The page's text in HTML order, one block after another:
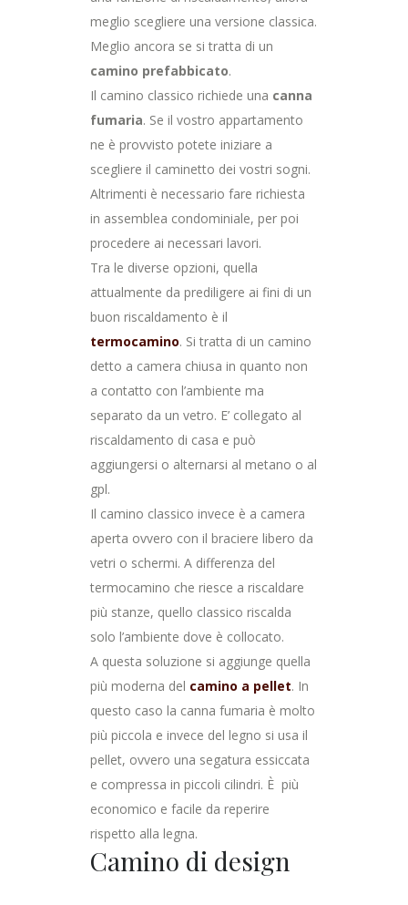
meglio scegliere una versione classica.
Meglio ancora se si tratta di un
camino prefabbicato.
Il camino classico richiede una canna
fumaria. Se il vostro appartamento
ne è provvisto potete iniziare a
scegliere il caminetto dei vostri sogni.
Altrimenti è necessario fare richiesta
in assemblea condominiale, per poi
procedere ai necessari lavori.
Tra le diverse opzioni, quella
attualmente da prediligere ai fini di un
buon riscaldamento è il
termocamino. Si tratta di un camino
detto a camera chiusa in quanto non
a contatto con l’ambiente ma
separato da un vetro. E’ collegato al
riscaldamento di casa e può
aggiungersi o alternarsi al metano o al
gpl.
Il camino classico invece è a camera
aperta ovvero con il braciere libero da
vetri o schermi. A differenza del
termocamino che riesce a riscaldare
più stanze, quello classico riscalda
solo l’ambiente dove è collocato.
A questa soluzione si aggiunge quella
più moderna del camino a pellet. In
questo caso la canna fumaria è molto
più piccola e invece del legno si usa il
pellet, ovvero una segatura essiccata
e compressa in piccoli cilindri. È più
economico e facile da reperire
rispetto alla legna.
Camino di design